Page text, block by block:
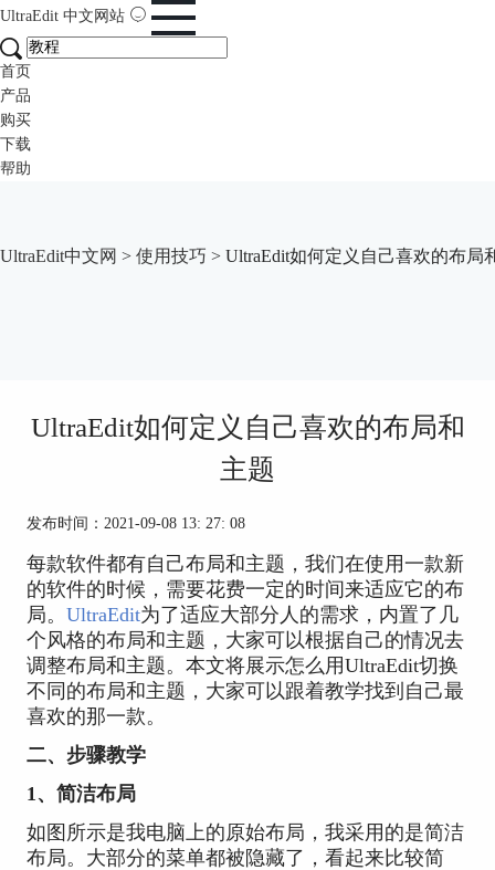
UltraEdit 中文网站
首页
产品
购买
下载
帮助
UltraEdit中文网 > 使用技巧 > UltraEdit如何定义自己喜欢的布局
UltraEdit如何定义自己喜欢的布局和
主题
发布时间：2021-09-08 13: 27: 08
每款软件都有自己布局和主题，我们在使用一款新
的软件的时候，需要花费一定的时间来适应它的布
局。 UltraEdit为了适应大部分人的需求，内置了几
个风格的布局和主题，大家可以根据自己的情况去
调整布局和主题。本文将展示怎么用UltraEdit切换
不同的布局和主题，大家可以跟着教学找到自己最
喜欢的那一款。
二、步骤教学
1、简洁布局
如图所示是我电脑上的原始布局，我采用的是简洁
布局。大部分的菜单都被隐藏了，看起来比较简